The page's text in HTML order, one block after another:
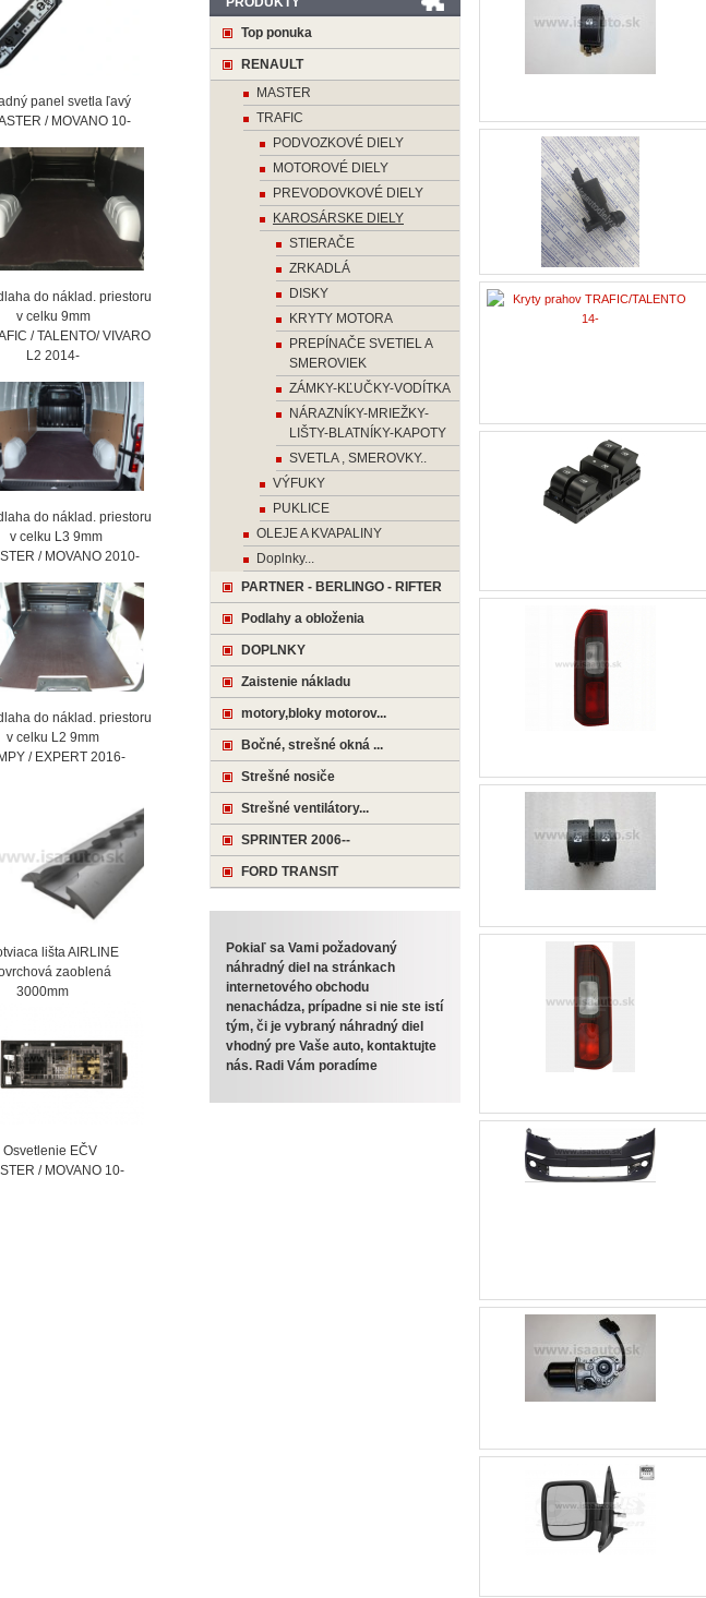
Top ponuka
RENAULT
MASTER
TRAFIC
PODVOZKOVÉ DIELY
MOTOROVÉ DIELY
PREVODOVKOVÉ DIELY
KAROSÁRSKE DIELY
STIERAČE
ZRKADLÁ
DISKY
KRYTY MOTORA
PREPÍNAČE SVETIEL A
SMEROVIEK
ZÁMKY-KĽUČKY-VODÍTKA
NÁRAZNÍKY-MRIEŽKY-
LIŠTY-BLATNÍKY-KAPOTY
SVETLA , SMEROVKY..
VÝFUKY
PUKLICE
OLEJE A KVAPALINY
Doplnky...
PARTNER - BERLINGO - RIFTER
Podlahy a obloženia
DOPLNKY
Zaistenie nákladu
motory,bloky motorov...
Bočné, strešné okná ...
Strešné nosiče
Strešné ventilátory...
SPRINTER 2006--
FORD TRANSIT
Pokiaľ sa Vami požadovaný
náhradný diel na stránkach
internetového obchodu
nenachádza, prípadne si nie ste istí
tým, či je vybraný náhradný diel
vhodný pre Vaše auto, kontaktujte
nás. Radi Vám poradíme
panel svetla ľavý
/ MOVANO 10-
do náklad. priestoru
9mm
/ TALENTO/ VIVARO
2014-
do náklad. priestoru
L3 9mm
/ MOVANO 2010-
do náklad. priestoru
L2 9mm
/ EXPERT 2016-
lišta AIRLINE
zaoblená
EČV
/ MOVANO 10-